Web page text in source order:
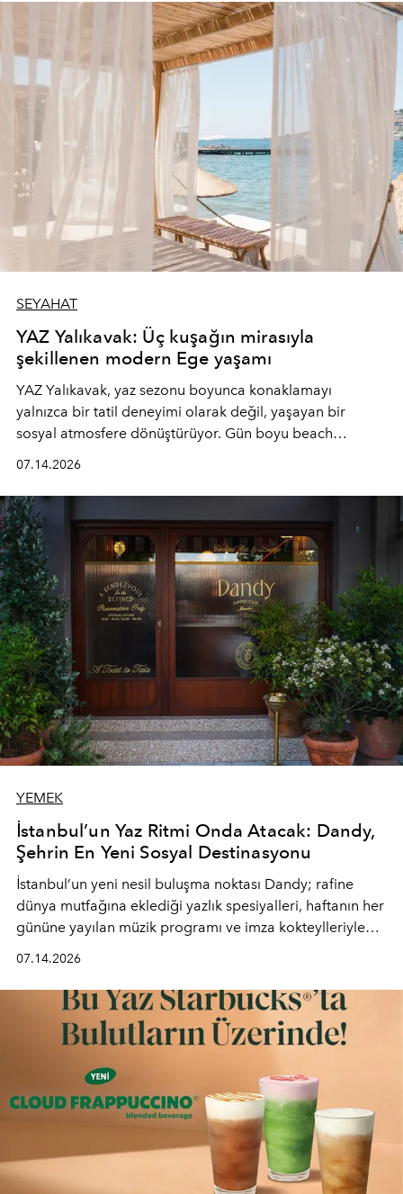
SEYAHAT
YAZ Yalıkavak: Üç kuşağın mirasıyla
şekillenen modern Ege yaşamı
YAZ Yalıkavak, yaz sezonu boyunca konaklamayı
yalnızca bir tatil deneyimi olarak değil, yaşayan bir
sosyal atmosfere dönüştürüyor. Gün boyu beach
mutfağını modern dokunuşlarla müzikle buluşturan
tematik gastronomi geceleri misafirlerle buluşuyor.
Paylaşıma, lezzete ve müziğe odaklanan bu özel
akşamlar, YAZ’ın sade lüks anlayışını gün batımından
geceye taşıyarak her hafta farklı bir deneyim sunuyor.
07.14.2026
YEMEK
İstanbul’un Yaz Ritmi Onda Atacak: Dandy,
Şehrin En Yeni Sosyal Destinasyonu
İstanbul’un yeni nesil buluşma noktası Dandy; rafine
dünya mutfağına eklediği yazlık spesiyalleri, haftanın her
gününe yayılan müzik programı ve imza kokteylleriyle
lüks" anlayışıyla buluşturan mekan; gurme lezzetleri, iyi
müziği ve açık havadaki özel puro alanını tek bir çatı
altında sunuyor.
07.14.2026